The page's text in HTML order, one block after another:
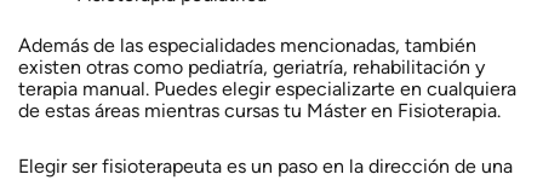
Además de las especialidades mencionadas, también
existen otras como pediatría, geriatría, rehabilitación y
terapia manual. Puedes elegir especializarte en cualquiera
de estas áreas mientras cursas tu Máster en Fisioterapia.
Elegir ser fisioterapeuta es un paso en la dirección de una